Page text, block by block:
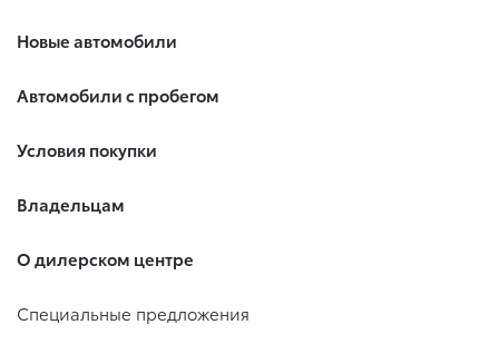
Новые автомобили
Автомобили с пробегом
Условия покупки
Владельцам
О дилерском центре
Специальные предложения